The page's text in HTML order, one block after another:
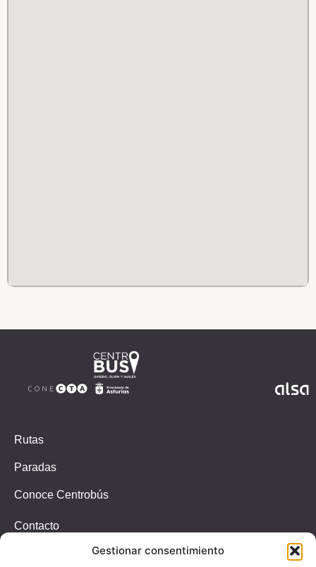
Gestionar consentimiento
Rutas
Paradas
Conoce Centrobús
Contacto